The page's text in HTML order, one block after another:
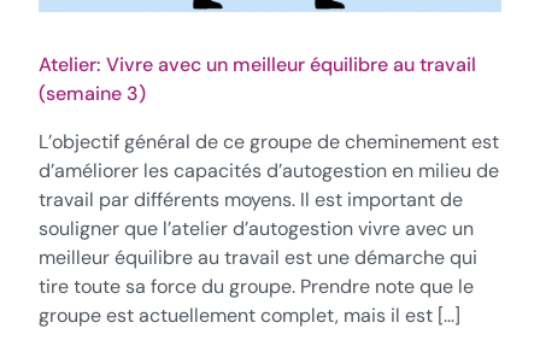
Atelier: Vivre avec un meilleur équilibre au travail
(semaine 3)
L’objectif général de ce groupe de cheminement est
d’améliorer les capacités d’autogestion en milieu de
travail par différents moyens. Il est important de
souligner que l’atelier d’autogestion vivre avec un
meilleur équilibre au travail est une démarche qui
tire toute sa force du groupe. Prendre note que le
groupe est actuellement complet, mais il est […]